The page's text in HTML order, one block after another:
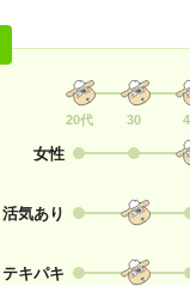
20代 30
女性
活気あり
テキパキ